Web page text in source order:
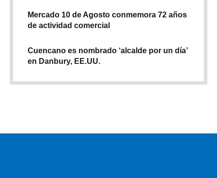
de actividad comercial
en Danbury, EE.UU.